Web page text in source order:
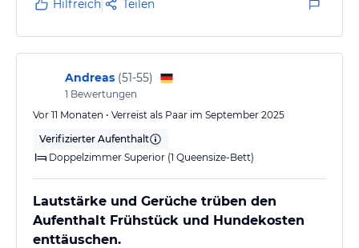
Hilfreich Teilen
Andreas (51-55)
1 Bewertungen
Vor 11 Monaten • Verreist als Paar im September 2025
Verifizierter Aufenthalt
Doppelzimmer Superior (1 Queensize-Bett)
Lautstärke und Gerüche trüben den
Aufenthalt Frühstück und Hundekosten
enttäuschen.